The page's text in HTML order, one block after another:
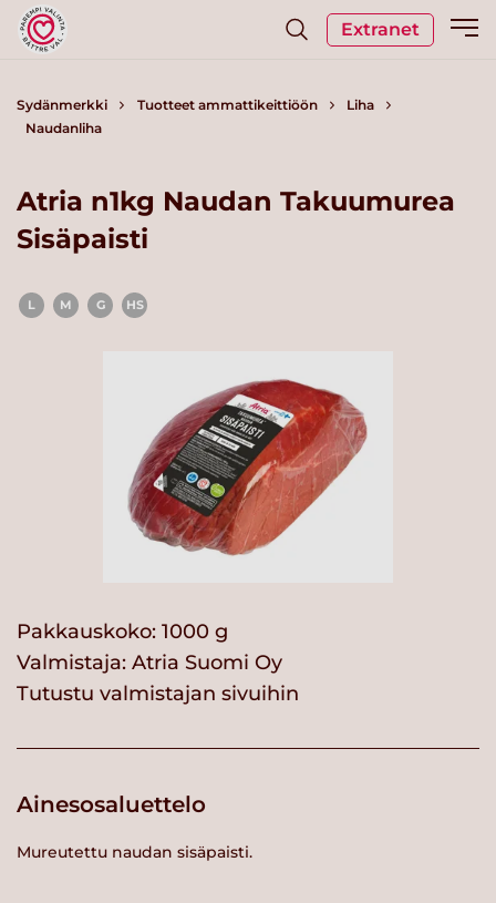
Extranet
Sydänmerkki Tuotteet ammattikeittiöön
Liha
Naudanliha
Atria n1kg Naudan Takuumurea
Sisäpaisti
L M G HS
Pakkauskoko: 1000 g
Valmistaja: Atria Suomi Oy
Tutustu valmistajan sivuihin
Ainesosaluettelo
Mureutettu naudan sisäpaisti.